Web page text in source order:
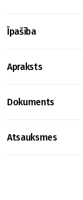
Īpašība
Apraksts
Dokuments
Atsauksmes